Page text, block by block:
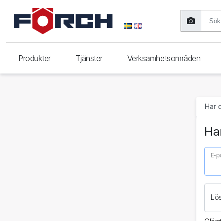
Produkter Tjänster Verksamhetsområden
Har
E-